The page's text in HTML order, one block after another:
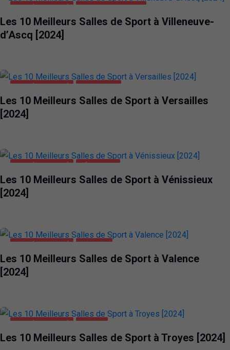
SANTÉ ET BEAUTÉ VILLENEUVE-D'ASCQ
Les 10 Meilleurs Salles de Sport à Villeneuve-
d’Ascq [2024]
SANTÉ ET BEAUTÉ VERSAILLES
Les 10 Meilleurs Salles de Sport à Versailles
[2024]
SANTÉ ET BEAUTÉ VÉNISSIEUX
Les 10 Meilleurs Salles de Sport à Vénissieux
[2024]
SANTÉ ET BEAUTÉ VALENCE
Les 10 Meilleurs Salles de Sport à Valence
[2024]
SANTÉ ET BEAUTÉ TROYES
Les 10 Meilleurs Salles de Sport à Troyes [2024]